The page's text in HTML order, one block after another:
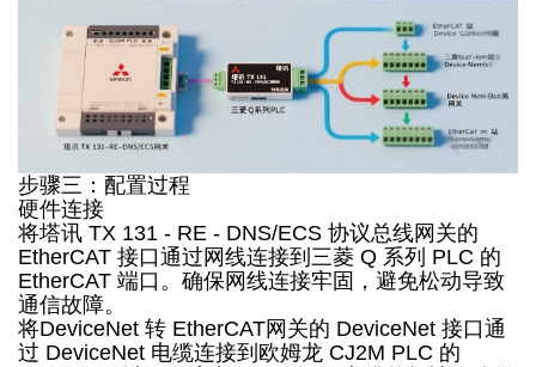
步骤三：配置过程
硬件连接
将塔讯 TX 131 - RE - DNS/ECS 协议总线网关的
EtherCAT 接口通过网线连接到三菱 Q 系列 PLC 的
EtherCAT 端口。确保网线连接牢固，避免松动导致
通信故障。
将DeviceNet 转 EtherCAT网关的 DeviceNet 接口通
过 DeviceNet 电缆连接到欧姆龙 CJ2M PLC 的